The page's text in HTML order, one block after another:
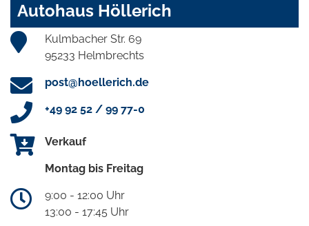
Autohaus Höllerich
Kulmbacher Str. 69
95233 Helmbrechts
post@hoellerich.de
+49 92 52 / 99 77-0
Verkauf
Montag bis Freitag
9:00 - 12:00 Uhr
13:00 - 17:45 Uhr